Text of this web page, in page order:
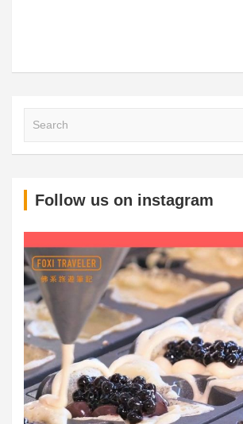
S
Follow us on instagram